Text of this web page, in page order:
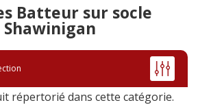
Batteur sur socle
répertorié dans cette catégorie.